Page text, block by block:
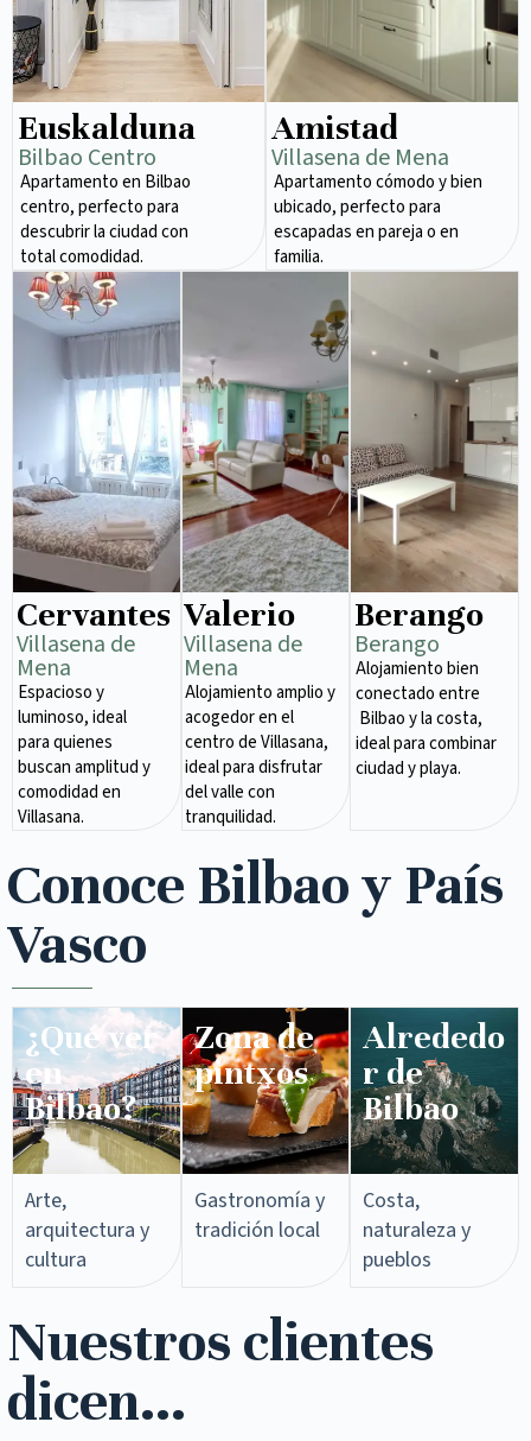
Euskalduna
Bilbao Centro
Apartamento en Bilbao
centro, perfecto para
descubrir la ciudad con
total comodidad.
Amistad
Villasena de Mena
Apartamento cómodo y bien
ubicado, perfecto para
escapadas en pareja o en
familia.
Cervantes
Villasena de
Mena​
Espacioso y
luminoso, ideal
para quienes
buscan amplitud y
comodidad en
Villasana.
Valerio
Villasena de
Mena​
Alojamiento amplio y
acogedor en el
centro de Villasana,
ideal para disfrutar
del valle con
tranquilidad.
Berango
Berango
Alojamiento bien
conectado entre
Bilbao y la costa,
ideal para combinar
ciudad y playa.
Conoce Bilbao y País
Vasco
¿Qué ver
en
Bilbao?
Arte,
arquitectura y
cultura
Zona de
pintxos​
Gastronomía y
tradición local
Alrededo
r de
Bilbao
Costa,
naturaleza y
pueblos
Nuestros clientes
dicen...